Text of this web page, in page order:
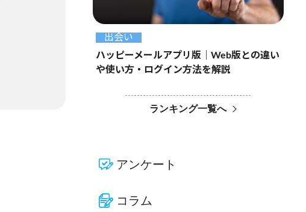
出会い
ハッピーメールアプリ版｜Web版との違い
や使い方・ログイン方法を解説
ランキング一覧へ
アンケート
コラム